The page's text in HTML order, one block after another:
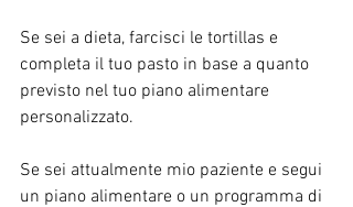
Se sei a dieta, farcisci le tortillas e
completa il tuo pasto in base a quanto
previsto nel tuo piano alimentare
personalizzato.
Se sei attualmente mio paziente e segui
un piano alimentare o un programma di